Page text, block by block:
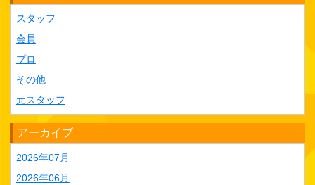
スタッフ
会員
プロ
その他
元スタッフ
アーカイブ
2026年07月
2026年06月